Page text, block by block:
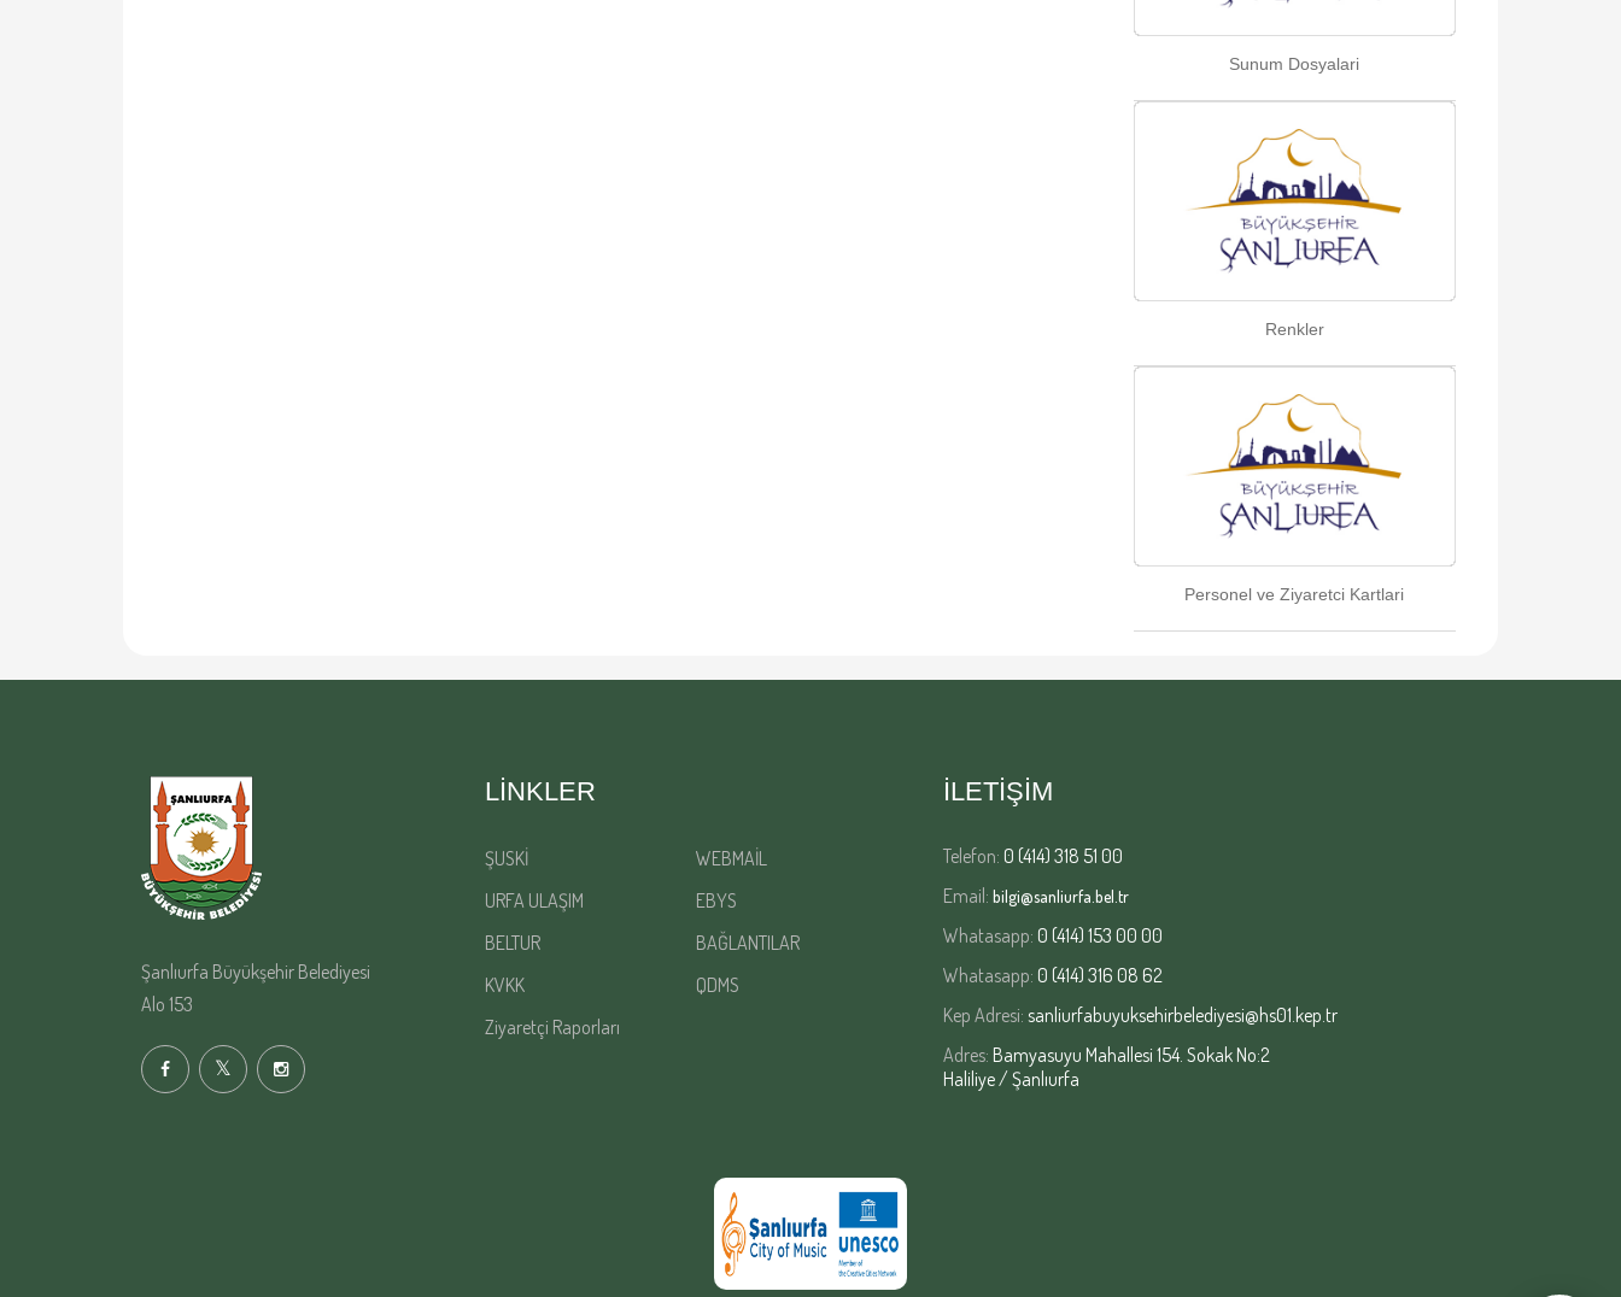
Sunum Dosyalari
Renkler
Personel ve Ziyaretci Kartlari
Şanlıurfa Büyükşehir Belediyesi
Alo 153
LINKLER
ŞUSKİ
WEBMAİL
URFA ULAŞIM
EBYS
BELTUR
BAĞLANTILAR
KVKK
QDMS
Ziyaretçi Raporları
İLETİŞİM
Telefon: 0 (414) 318 51 00
Email: bilgi@sanliurfa.bel.tr
Whatasapp: 0 (414) 153 00 00
Whatasapp: 0 (414) 316 08 62
Kep Adresi: sanliurfabuyuksehirbelediyesi@hs01.kep.tr
Adres: Bamyasuyu Mahallesi 154. Sokak No:2
Haliliye / Şanlıurfa